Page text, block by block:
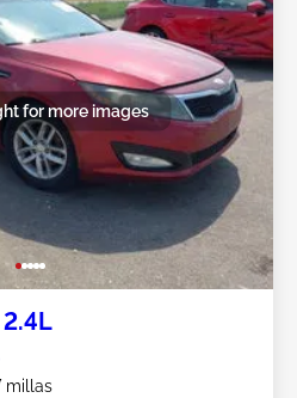
for more images
millas